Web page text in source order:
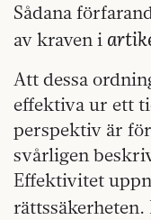
Sådana
av kraven i
Att dessa
effektiva ur ett
perspektiv är
svårligen
Effektivitet
rättssäkerheten.